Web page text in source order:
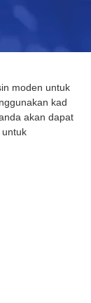
moden untuk
kad
akan dapat